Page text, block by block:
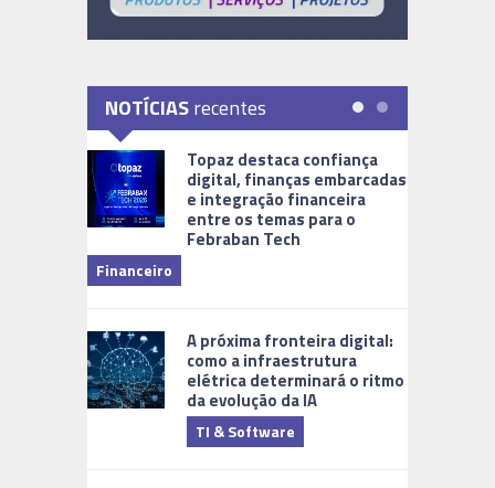
NOTÍCIASrecentes
Topaz destaca confiança
digital, finanças embarcadas
e integração financeira
entre os temas para o
Febraban Tech
Financeiro
A próxima fronteira digital:
como a infraestrutura
elétrica determinará o ritmo
da evolução da IA
TI & Software